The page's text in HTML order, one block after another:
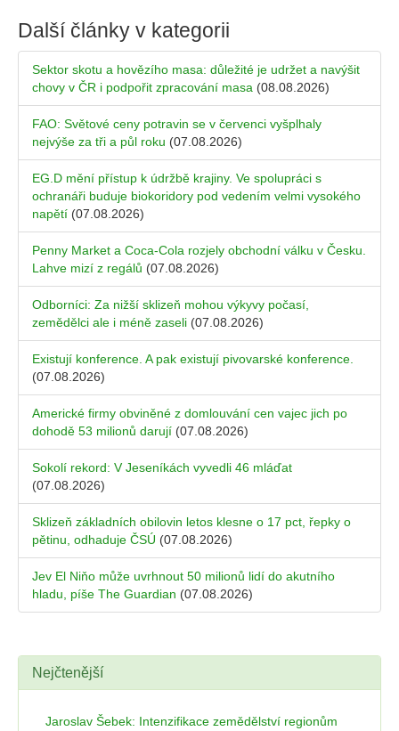
Další články v kategorii
Sektor skotu a hovězího masa: důležité je udržet a navýšit
chovy v ČR i podpořit zpracování masa (08.08.2026)
FAO: Světové ceny potravin se v červenci vyšplhaly
nejvýše za tři a půl roku (07.08.2026)
EG.D mění přístup k údržbě krajiny. Ve spolupráci s
ochranáři buduje biokoridory pod vedením velmi vysokého
napětí (07.08.2026)
Penny Market a Coca-Cola rozjely obchodní válku v Česku.
Lahve mizí z regálů (07.08.2026)
Odborníci: Za nižší sklizeň mohou výkyvy počasí,
zemědělci ale i méně zaseli (07.08.2026)
Existují konference. A pak existují pivovarské konference.
(07.08.2026)
Americké firmy obviněné z domlouvání cen vajec jich po
dohodě 53 milionů darují (07.08.2026)
Sokolí rekord: V Jeseníkách vyvedli 46 mláďat
(07.08.2026)
Sklizeň základních obilovin letos klesne o 17 pct, řepky o
pětinu, odhaduje ČSÚ (07.08.2026)
Jev El Niňo může uvrhnout 50 milionů lidí do akutního
hladu, píše The Guardian (07.08.2026)
Nejčtenější
Jaroslav Šebek: Intenzifikace zemědělství regionům